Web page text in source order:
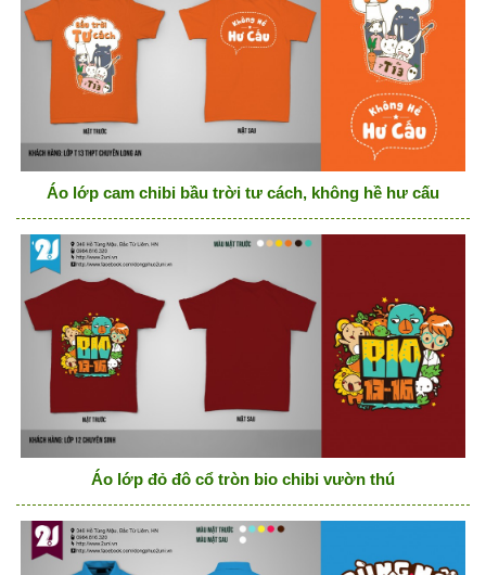
Áo lớp cam chibi bầu trời tư cách, không hề hư cấu
Áo lớp đỏ đô cổ tròn bio chibi vườn thú